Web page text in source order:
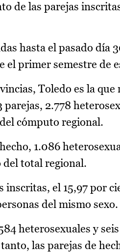
de las parejas
hasta el pasado día
el primer semestre de
Toledo es la
2.778
cómputo regional.
1.086
del total regional.
inscritas, el 15,97 por
del mismo sexo.
heterosexuales y
las parejas de